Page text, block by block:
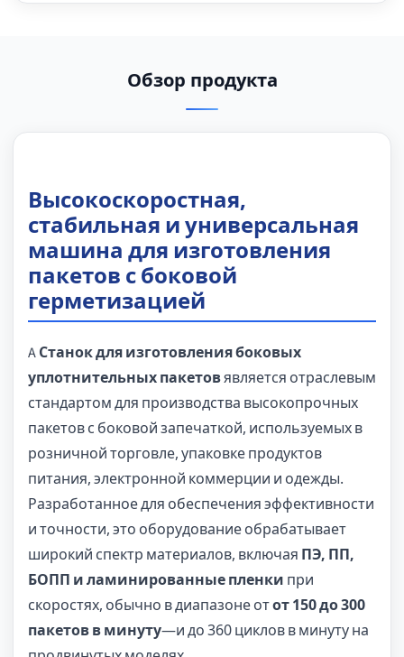
Обзор продукта
Высокоскоростная,
стабильная и универсальная
машина для изготовления
пакетов с боковой
герметизацией
AСтанок для изготовления боковых
уплотнительных пакетовявляется отраслевым
стандартом для производства высокопрочных
пакетов с боковой запечаткой, используемых в
розничной торговле, упаковке продуктов
питания, электронной коммерции и одежды.
Разработанное для обеспечения эффективности
и точности, это оборудование обрабатывает
широкий спектр материалов, включая ПЭ, ПП,
БОПП и ламинированные пленки при
скоростях, обычно в диапазоне отот 150 до 300
пакетов в минуту—и до 360 циклов в минуту на